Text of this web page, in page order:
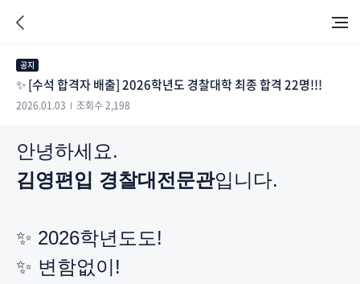
공지
✨ [수석 합격자 배출] 2026학년도 경찰대학 최종 합격 22명!!!
2026.01.03 조회수 2,198
안녕하세요.
김영편입 경찰대전문관입니다.
✨ 2026학년도도!
✨ 변함없이!